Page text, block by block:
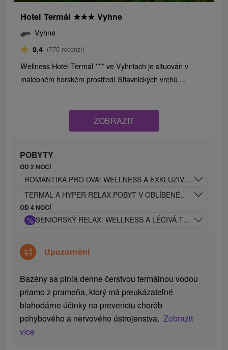
Hotel Termál ★★★ Vyhne
Vyhne
9,4 (775 recenzí)
Wellness Hotel Termál *** ve Vyhniach je situován v
malebném horském prostředí Štiavnických vrchů,...
ZOBRAZIT
POBYTY
OD 2 NOCÍ
ROMANTIKA PRO DVA: WELLNESS A EXKLUZIVNÍ BONUSY
TERMAL A HYPER RELAX POBYT V OBLÍBENÉM HOTELU
OD 4 NOCÍ
% SENIORSKÝ RELAX: WELLNESS A LÉČIVÁ TERMÁLNÍ
Upozornění
Bazény sa plnia denne čerstvou termálnou vodou
priamo z prameňa, ktorý má preukázateľné
blahodárne účinky na prevenciu chorôb
pohybového a nervového ústrojenstva.Zobrazit
více